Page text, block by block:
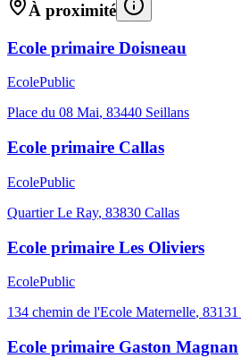
À proximité
Ecole primaire Doisneau
EcolePublic
Place du 08 Mai, 83440 Seillans
Ecole primaire Callas
EcolePublic
Quartier Le Ray, 83830 Callas
Ecole primaire Les Oliviers
EcolePublic
134 chemin de l'Ecole Maternelle, 83131
Ecole primaire Gaston Magnan